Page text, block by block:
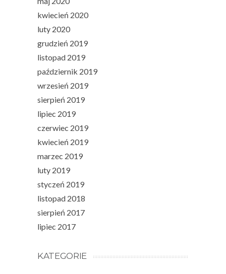
kwiecień 2020
luty 2020
grudzień 2019
listopad 2019
październik 2019
wrzesień 2019
sierpień 2019
lipiec 2019
czerwiec 2019
kwiecień 2019
marzec 2019
luty 2019
styczeń 2019
listopad 2018
sierpień 2017
lipiec 2017
KATEGORIE